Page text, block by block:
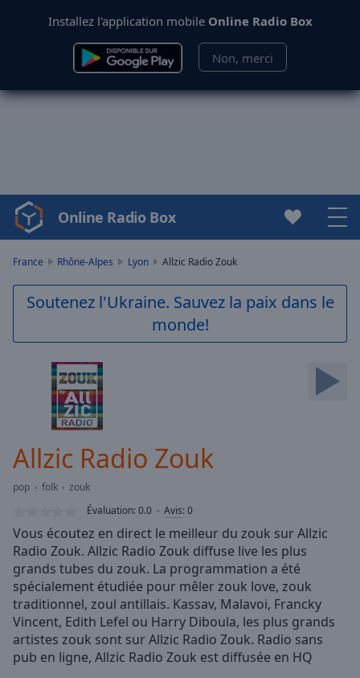
Installez l'application mobile Online Radio Box
Non, merci
Video
Player
Play
Video
Skip
Loaded:
Stream
TypeLIVE
Seek to
live,
currently
behind
liveLIVE
Remaining
Time-
Online Radio Box
France Rhône-Alpes Lyon Allzic Radio Zouk
Soutenez l'Ukraine. Sauvez la paix dans le
monde!
Allzic Radio Zouk
pop folk
zouk
Évaluation:0.0 Avis:0
Vous écoutez en direct le meilleur du zouk sur Allzic
Radio Zouk. Allzic Radio Zouk diffuse live les plus
grands tubes du zouk. La programmation a été
spécialement étudiée pour mêler zouk love, zouk
traditionnel, zoul antillais. Kassav, Malavoi, Francky
Vincent, Edith Lefel ou Harry Diboula, les plus grands
artistes zouk sont sur Allzic Radio Zouk. Radio sans
pub en ligne, Allzic Radio Zouk est diffusée en HQ